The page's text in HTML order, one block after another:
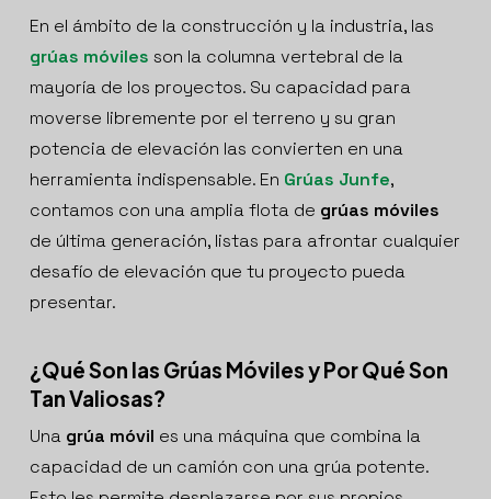
En el ámbito de la construcción y la industria, las
grúas móviles son la columna vertebral de la
mayoría de los proyectos. Su capacidad para
moverse libremente por el terreno y su gran
potencia de elevación las convierten en una
herramienta indispensable. En Grúas Junfe,
contamos con una amplia flota de grúas móviles
de última generación, listas para afrontar cualquier
desafío de elevación que tu proyecto pueda
presentar.
¿Qué Son las Grúas Móviles y Por Qué Son
Tan Valiosas?
Una grúa móvil es una máquina que combina la
capacidad de un camión con una grúa potente.